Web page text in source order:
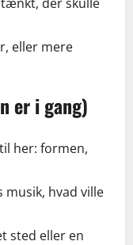
eller mere
er i gang)
her: formen,
musik, hvad ville
sted eller en